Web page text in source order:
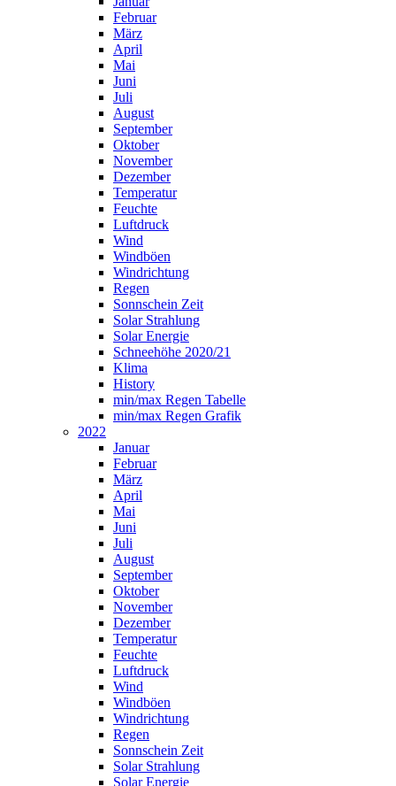
Februar
März
April
Mai
Juni
Juli
August
September
Oktober
November
Dezember
Temperatur
Feuchte
Luftdruck
Wind
Windböen
Windrichtung
Regen
Sonnschein Zeit
Solar Strahlung
Solar Energie
Schneehöhe 2020/21
Klima
History
min/max Regen Tabelle
min/max Regen Grafik
2022
Januar
Februar
März
April
Mai
Juni
Juli
August
September
Oktober
November
Dezember
Temperatur
Feuchte
Luftdruck
Wind
Windböen
Windrichtung
Regen
Sonnschein Zeit
Solar Strahlung
Solar Energie